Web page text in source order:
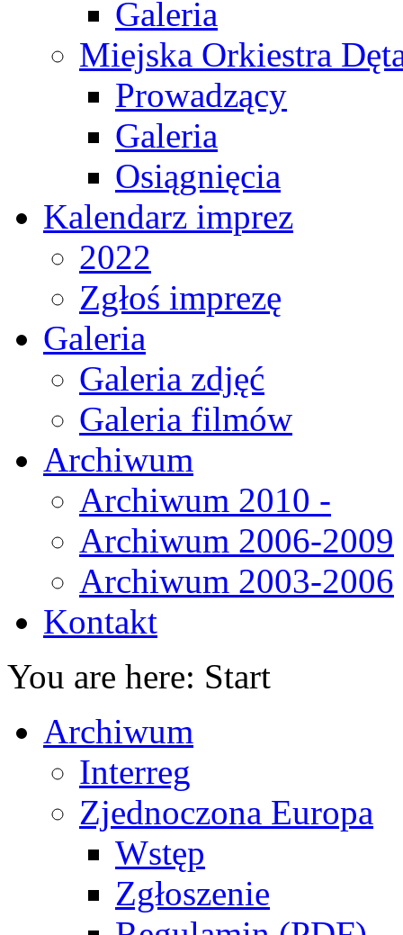
Galeria
Miejska Orkiestra
Prowadzący
Galeria
Osiągnięcia
Kalendarz imprez
2022
Zgłoś imprezę
Galeria
Galeria zdjęć
Galeria filmów
Archiwum
Archiwum 2010 -
Archiwum 2006-2009
Archiwum 2003-2006
Kontakt
You are here: Start
Archiwum
Interreg
Zjednoczona Europa
Wstęp
Zgłoszenie